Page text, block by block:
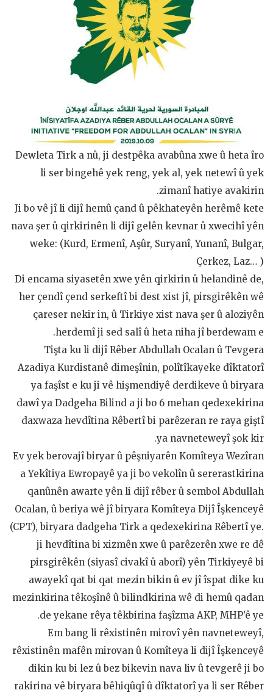
Dewleta Tirk a nû, ji destpêka avabûna xwe û heta îro
li ser bingehê yek reng, yek al, yek netewî û yek
zimanî hatiye avakirin.
Ji bo vê jî li dijî hemû çand û pêkhateyên herêmê kete
nava şer û qirkirinên li dijî gelên kevnar û xwecihî yên
weke: (Kurd, Ermenî, Aşûr, Suryanî, Yunanî, Bulgar,
Çerkez, Laz… )
Di encama siyasetên xwe yên qirkirin û helandinê de,
her çendî çend serkeftî bi dest xist jî, pirsgirêkên wê
çareser nekir in, û Tirkiye xist nava şer û aloziyên
herdemî ji sed salî û heta niha jî berdewam e.
Tişta ku li dijî Rêber Abdullah Ocalan û Tevgera
Azadiya Kurdistanê dimeşînin, polîtîkayeke dîktatorî
ya faşîst e ku ji vê hişmendiyê derdikeve û biryara
dawî ya Dadgeha Bilind a ji bo 6 mehan qedexekirina
daxwaza hevdîtina Rêbertî bi parêzeran re raya giştî
ya navneteweyî şok kir.
Ev yek berovajî biryar û pêşniyarên Komîteya Wezîran
a Yekîtiya Ewropayê ya ji bo vekolîn û sererastkirina
qanûnên awarte yên li dijî rêber û sembol Abdullah
Ocalan, û beriya wê jî biryara Komîteya Dijî Îşkenceyê
(CPT), biryara dadgeha Tirk a qedexekirina Rêbertî ye.
ji hevdîtina bi xizmên xwe û parêzerên xwe re dê
pirsgirêkên (siyasî civakî û aborî) yên Tirkiyeyê bi
awayekî qat bi qat mezin bikin û ev jî îspat dike ku
mezinkirina têkoşînê û bilindkirina wê di hemû qadan
de yekane rêya têkbirina faşîzma AKP, MHP’ê ye.
Em bang li rêxistinên mirovî yên navneteweyî,
rêxistinên mafên mirovan û Komîteya li dijî Îşkenceyê
dikin ku bi lez û bez bikevin nava liv û tevgerê ji bo
rakirina vê biryara bêhiqûqî û dîktatorî ya li ser Rêber